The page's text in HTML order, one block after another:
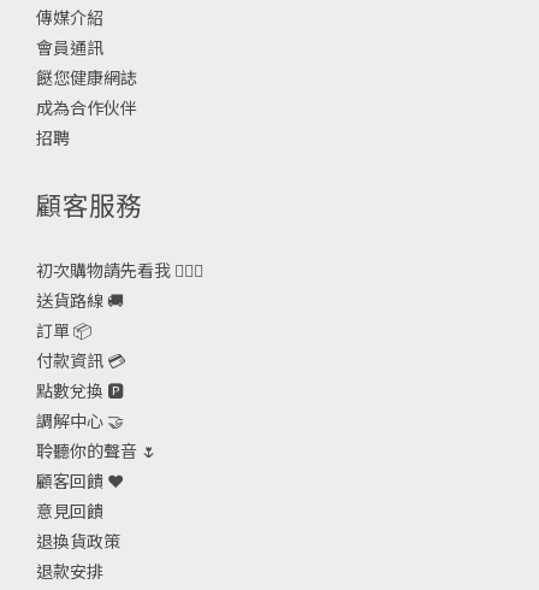
傳媒介紹
會員通訊
餸您健康網誌
成為合作伙伴
招聘
顧客服務
初次購物請先看我 🙋🏻‍♀️
送貨路線 🚚
訂單 📦
付款資訊 💳
點數兌換 🅿️
調解中心 🤝
聆聽你的聲音 🌷
顧客回饋 ❤️
意見回饋
退換貨政策
退款安排